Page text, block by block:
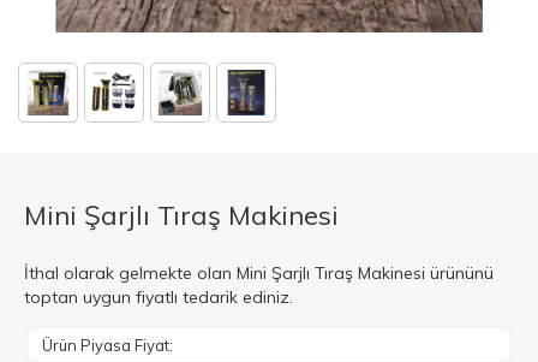
Mini Şarjlı Tıraş Makinesi
İthal olarak gelmekte olan Mini Şarjlı Tıraş Makinesi ürününü
toptan uygun fiyatlı tedarik ediniz.
Ürün Piyasa Fiyat: